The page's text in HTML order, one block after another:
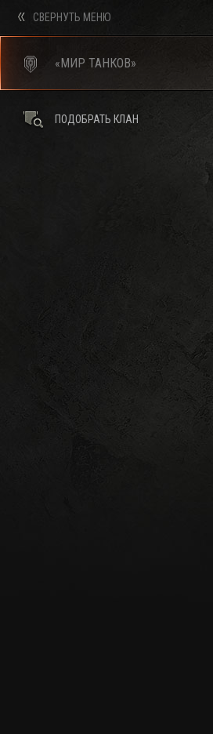
СВЕРНУТЬ МЕНЮ
«МИР ТАНКОВ»
ПОДОБРАТЬ КЛАН